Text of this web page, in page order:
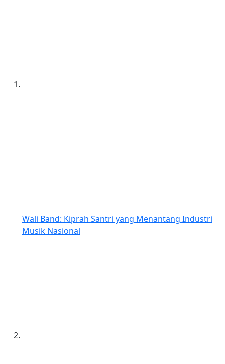
Wali Band: Kiprah Santri yang Menantang Industri
Musik Nasional